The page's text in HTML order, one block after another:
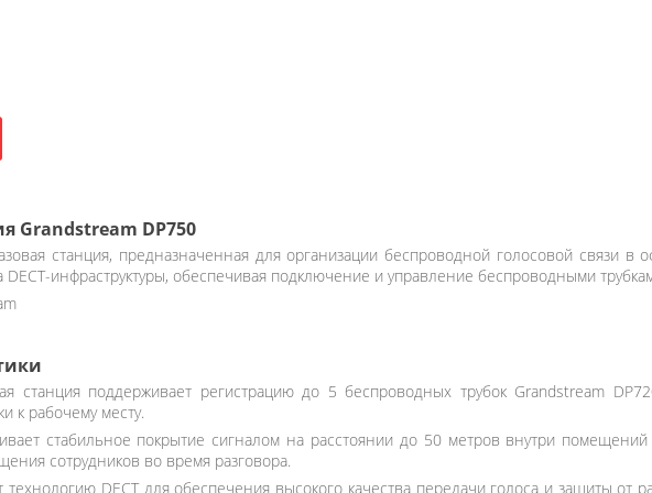
Grandstream DP750
станция, предназначенная для организации беспроводной голосовой связи в
инфраструктуры, обеспечивая подключение и управление беспроводными
станция поддерживает регистрацию до 5 беспроводных трубок Grandstream
к рабочему месту.
стабильное покрытие сигналом на расстоянии до 50 метров внутри
сотрудников во время разговора.
технологию DECT для обеспечения высокого качества передачи голоса и защиты от